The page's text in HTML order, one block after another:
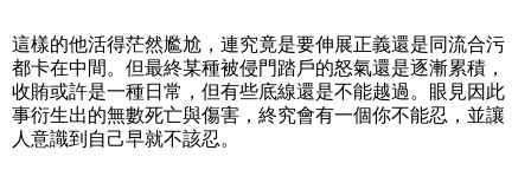
這樣的他活得茫然尷尬，連究竟是要伸展正義還是同流合污
都卡在中間。但最終某種被侵門踏戶的怒氣還是逐漸累積，
收賄或許是一種日常，但有些底線還是不能越過。眼見因此
事衍生出的無數死亡與傷害，終究會有一個你不能忍，並讓
人意識到自己早就不該忍。